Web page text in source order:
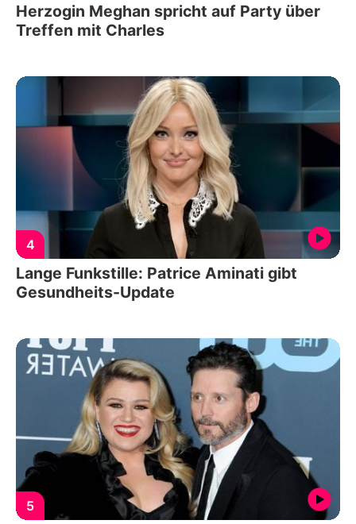
Herzogin Meghan spricht auf Party über
Treffen mit Charles
4
Lange Funkstille: Patrice Aminati gibt
Gesundheits-Update
5